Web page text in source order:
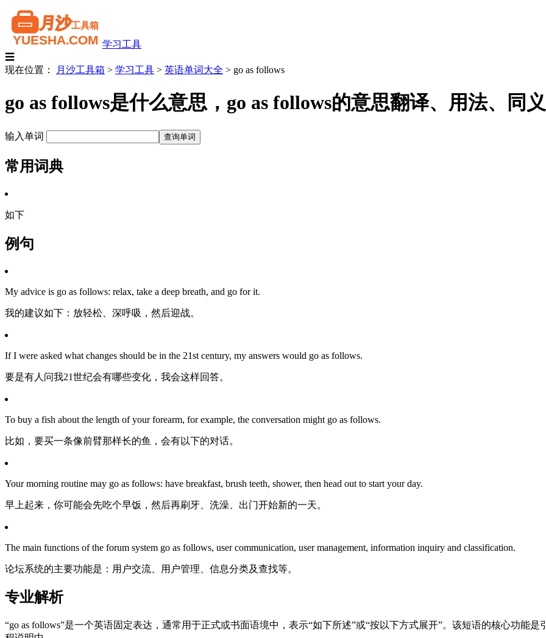
学习工具
☰
现在位置：
月沙工具箱 > 学习工具 > 英语单词大全 > go as follows
go as follows是什么意思，go as follows的意思翻译、用法、同
输入单词
常用词典
如下
例句
My advice is go as follows: relax, take a deep breath, and go for it.
我的建议如下：放轻松、深呼吸，然后迎战。
If I were asked what changes should be in the 21st century, my answers would go as follows.
要是有人问我21世纪会有哪些变化，我会这样回答。
To buy a fish about the length of your forearm, for example, the conversation might go as follows.
比如，要买一条像前臂那样长的鱼，会有以下的对话。
Your morning routine may go as follows: have breakfast, brush teeth, shower, then head out to start your day.
早上起来，你可能会先吃个早饭，然后再刷牙、洗澡、出门开始新的一天。
The main functions of the forum system go as follows, user communication, user management, information inquiry and classification.
论坛系统的主要功能是：用户交流、用户管理、信息分类及查找等。
专业解析
“go as follows”是一个英语固定表达，通常用于正式或书面语境中，表示“如下所述”或“按以下方式展开”。该短语的核心功能